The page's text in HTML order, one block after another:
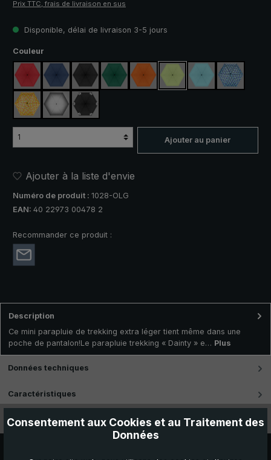
Prix TTC, frais de livraison en sus
Disponible, délai de livraison 3-5 jours
Sélectionnez
Couleur
rouge bleu marine
noir vert foncéorange vert clair bleu clairbleu / vert
jaune / orange à carreaux
argent, protection UV 50+
noir, avec bandes réfléchissantes
Ajouter au panier
Ajouter à la liste d'envie
Numéro de produit : 1028-OLG
EAN: 40 22973 00478 2
Recommander ce produit :
Description
Ce mini parapluie de trekking extra léger tient même dans une
poche de pantalon!Le parapluie trekking « Dainty » e… Plus
Données techniques
Caractéristiques
Vidéos
Consentement aux Cookies et au Traitement des
Données